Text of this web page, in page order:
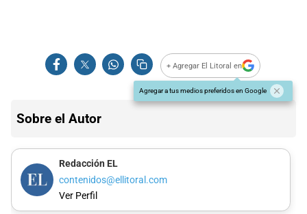
+ Agregar El Litoral en
Agregar a tus medios preferidos en Google
Sobre el Autor
Redacción EL
contenidos@ellitoral.com
Ver Perfil